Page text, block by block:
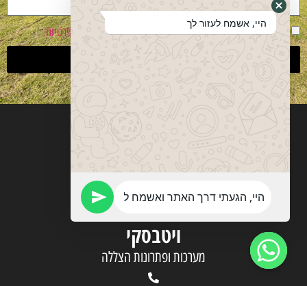
אני מסכים שהפרטים ישמשו ליצירת קשר בהתאםלמדיניות פרטיות
ויטבסקי
מערכות ופתרונות הצללה
היי, אשמח לעזור לך